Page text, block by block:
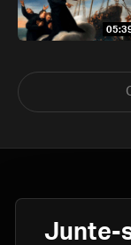
Junte-